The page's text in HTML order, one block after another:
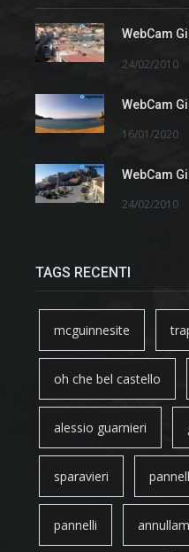
WebCam
24/02/2010
WebCam
16/01/2020
WebCam
24/02/2010
TAGS RECENTI
mcguinnesite
oh che bel castello
alessio guarnieri
sparavieri
pannelli